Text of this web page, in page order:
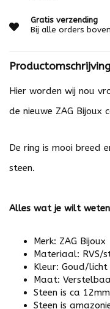
Gratis verzending
Bij alle orders
Productomschrijving
Hier worden wij nou
de nieuwe ZAG Bijoux
De ring is mooi breed
steen.
Alles wat je wilt
Merk: ZAG Bijoux
Materiaal: RVS/
Kleur: Goud/
Maat:
Steen is ca
Steen is